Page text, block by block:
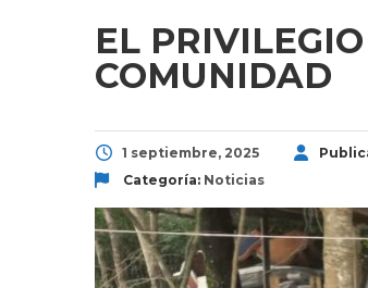
EL
COMUNIDAD
1 septiembre, 2025
Categoría: Noticias